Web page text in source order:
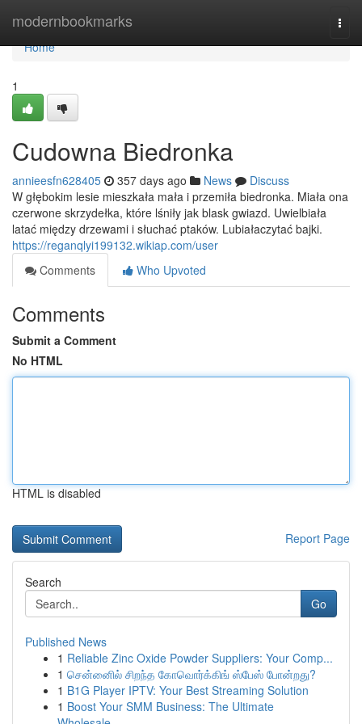
modernbookmarks
Home
Home
1
Cudowna Biedronka
annieesfn628405 357 days ago News
Discuss
W głębokim lesie mieszkała mała i przemiła biedronka. Miała ona
czerwone skrzydełka, które lśniły jak blask gwiazd. Uwielbiała
latać między drzewami i słuchać ptaków. Lubiałaczytać bajki.
https://reganqlyi199132.wikiap.com/user
Comments
Who Upvoted
Comments
Submit a Comment
No HTML
HTML is disabled
Report Page
Search
Go
Published News
1 Reliable Zinc Oxide Powder Suppliers: Your Comp...
1 சென்னைில் சிறந்த கோவொர்க்கிங் ஸ்பேஸ் போன்றது?
1 B1G Player IPTV: Your Best Streaming Solution
1 Boost Your SMM Business: The Ultimate